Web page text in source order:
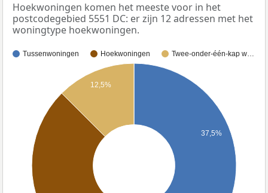
Hoekwoningen komen het meeste voor in het
postcodegebied 5551 DC: er zijn 12 adressen met het
woningtype hoekwoningen.
Tussenwoningen Hoekwoningen Twee-onder-één-kap w…
37,5%
12,5%